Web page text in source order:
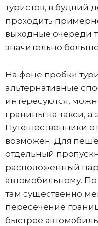
туристов, в будний
проходить
выходные очереди
значительно
На фоне пробки
альтернативные
интересуются,
границы на такси,
Путешественники
возможен. Для
отдельный
расположенный
автомобильному.
там существенно
пересечение
быстрее